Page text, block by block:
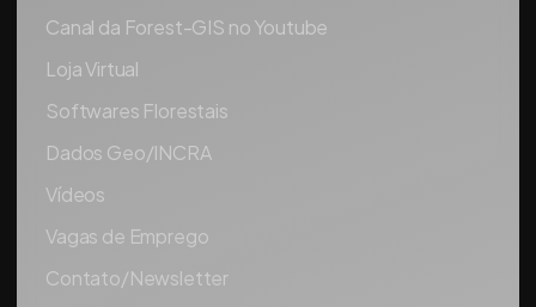
Canal da Forest-GIS no Youtube
Loja Virtual
Softwares Florestais
Dados Geo/INCRA
Vídeos
Vagas de Emprego
Contato/Newsletter